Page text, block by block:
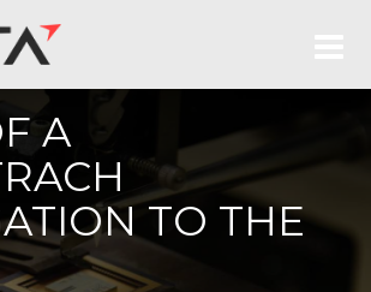
A
TO THE